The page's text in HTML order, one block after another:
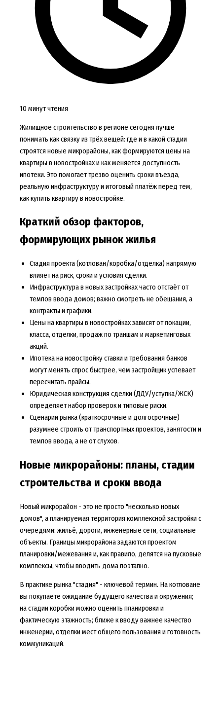
10 минут чтения
Жилищное строительство в регионе сегодня лучше
понимать как связку из трёх вещей: где и в какой стадии
строятся новые микрорайоны, как формируются цены на
квартиры в новостройках и как меняется доступность
ипотеки. Это помогает трезво оценить сроки въезда,
реальную инфраструктуру и итоговый платёж перед тем,
как купить квартиру в новостройке.
Краткий обзор факторов,
формирующих рынок жилья
Стадия проекта (котлован/коробка/отделка) напрямую
влияет на риск, сроки и условия сделки.
Инфраструктура в новых застройках часто отстаёт от
темпов ввода домов; важно смотреть не обещания, а
контракты и графики.
Цены на квартиры в новостройках зависят от локации,
класса, отделки, продаж по траншам и маркетинговых
акций.
Ипотека на новостройку ставки и требования банков
могут менять спрос быстрее, чем застройщик успевает
пересчитать прайсы.
Юридическая конструкция сделки (ДДУ/уступка/ЖСК)
определяет набор проверок и типовые риски.
Сценарии рынка (краткосрочные и долгосрочные)
разумнее строить от транспортных проектов, занятости и
темпов ввода, а не от слухов.
Новые микрорайоны: планы, стадии
строительства и сроки ввода
Новый микрорайон - это не просто "несколько новых
домов", а планируемая территория комплексной застройки с
очередями: жильё, дороги, инженерные сети, социальные
объекты. Границы микрорайона задаются проектом
планировки/межевания и, как правило, делятся на пусковые
комплексы, чтобы вводить дома поэтапно.
В практике рынка "стадия" - ключевой термин. На котловане
вы покупаете ожидание будущего качества и окружения;
на стадии коробки можно оценить планировки и
фактическую этажность; ближе к вводу важнее качество
инженерии, отделки мест общего пользования и готовность
коммуникаций.